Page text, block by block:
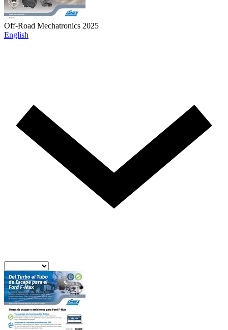
Off-Road Mechatronics 2025
English